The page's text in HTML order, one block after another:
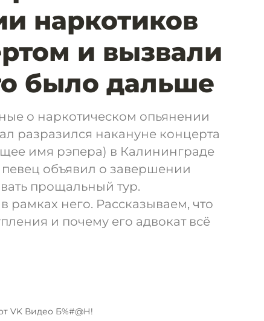
наркотиков
и вызвали
было дальше
о наркотическом опьянении
разразился накануне концерта
имя рэпера) в Калининграде
певец объявил о завершении
прощальный тур.
рамках него. Рассказываем, что
и почему его адвокат всё
VK Видео Б%#@Н!